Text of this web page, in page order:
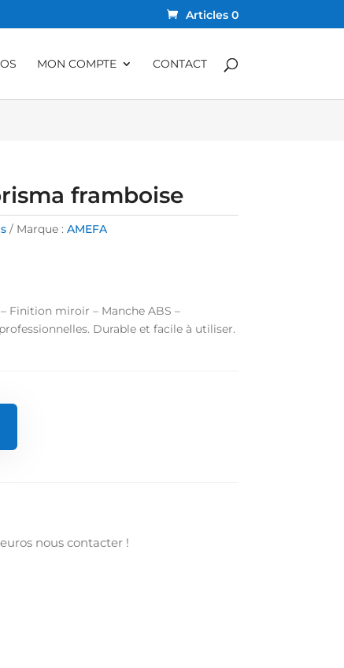
Articles 0
MON COMPTE CONTACT
framboise
Marque :AMEFA
Finition miroir – Manche ABS –
Durable et facile à utiliser.
nous contacter !